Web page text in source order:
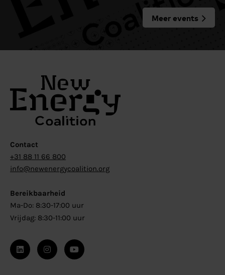
Meer events
Contact
+31 88 11 66 800
info@newenergycoalition.org
Bereikbaarheid
Ma-Do: 8:30-17:00 uur
Vrijdag: 8:30-11:00 uur